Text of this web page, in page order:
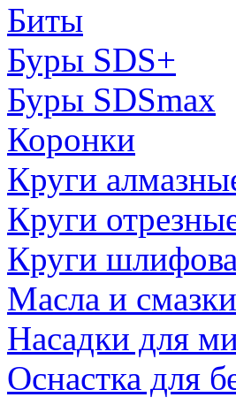
Биты
Буры SDS+
Буры SDSmax
Коронки
Круги
Круги
Круги
Масла и смазки
Насадки для
Оснастка для